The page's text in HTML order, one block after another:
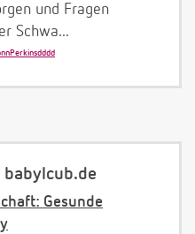
und Fragen
Schwa...
Gesunde